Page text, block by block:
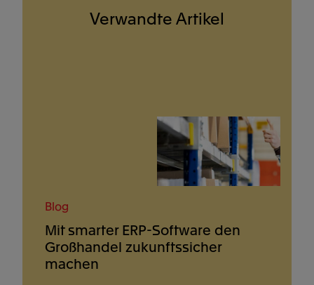
Verwandte Artikel
Blog
Mit smarter ERP-Software den
Großhandel zukunftssicher
machen